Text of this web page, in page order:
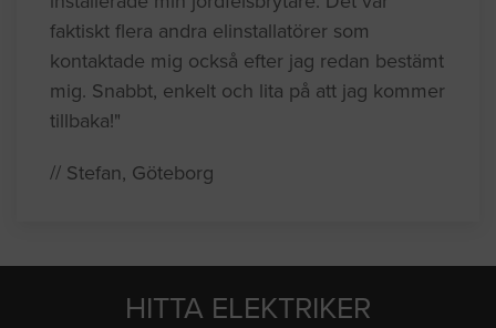
faktiskt flera andra elinstallatörer som
kontaktade mig också efter jag redan bestämt
mig. Snabbt, enkelt och lita på att jag kommer
tillbaka!"
// Stefan, Göteborg
HITTA ELEKTRIKER